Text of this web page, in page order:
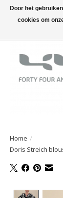
Home /
Doris Streich
Door het
cookies om